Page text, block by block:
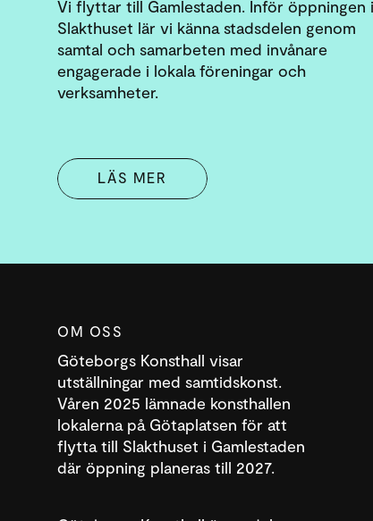
Vi flyttar till Gamlestaden. Inför öppningen i
Slakthuset lär vi känna stadsdelen genom
samtal och samarbeten med invånare
engagerade i lokala föreningar och
verksamheter.
LÄS MER
OM OSS
Göteborgs Konsthall visar
utställningar med samtidskonst.
Våren 2025 lämnade konsthallen
lokalerna på Götaplatsen för att
flytta till Slakthuset i Gamlestaden
där öppning planeras till 2027.